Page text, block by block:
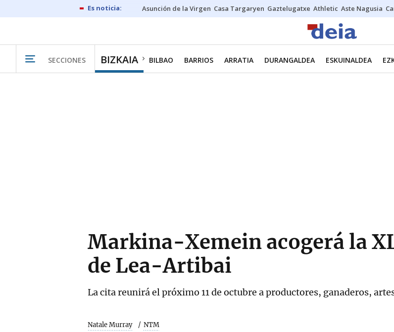
Asunción de la Virgen Casa Targaryen Gaztelugatxe Athletic Aste Nagusia
SECCIONES BIZKAIA BILBAO BARRIOS ARRATIA DURANGALDEA ESKUINALDEA
Markina-Xemein acogerá la
de Lea-Artibai
La cita reunirá el próximo 11 de octubre a productores, ganaderos,
Natale Murray NTM